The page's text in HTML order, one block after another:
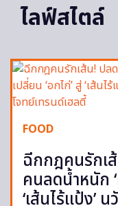
ไลฟ์สไตล์
FOOD
ฉีกกฎคนรักเ
คนลดน้ำหนัก ‘
‘เส้นไร้แป้ง’